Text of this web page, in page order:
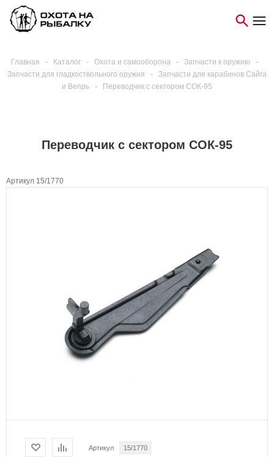
Главная - Каталог - Охота и самооборона - Запчасти к оружию
-
Запчасти для гладкоствольного оружия
-
Запчасти для карабинов Сайга
и Вепрь
- Переводчик с сектором СОК-95
Переводчик с сектором СОК-95
Артикул 15/1770
Артикул 15/1770